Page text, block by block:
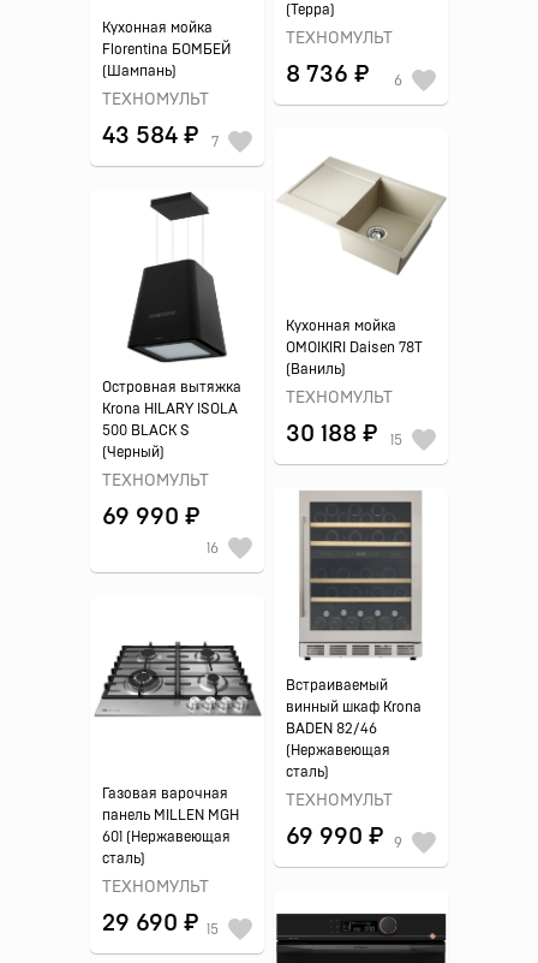
(Терра)
ТЕХНОМУЛЬТ
8 736 ₽ 6
Кухонная мойка
Florentina БОМБЕЙ
(Шампань)
ТЕХНОМУЛЬТ
43 584 ₽ 7
Кухонная мойка
OMOIKIRI Daisen 78T
(Ваниль)
ТЕХНОМУЛЬТ
30 188 ₽ 15
Островная вытяжка
Krona HILARY ISOLA
500 BLACK S
(Черный)
ТЕХНОМУЛЬТ
69 990 ₽
16
Встраиваемый
винный шкаф Krona
BADEN 82/46
(Нержавеющая
сталь)
ТЕХНОМУЛЬТ
69 990 ₽ 9
Газовая варочная
панель MILLEN MGH
601 (Нержавеющая
сталь)
ТЕХНОМУЛЬТ
29 690 ₽ 15